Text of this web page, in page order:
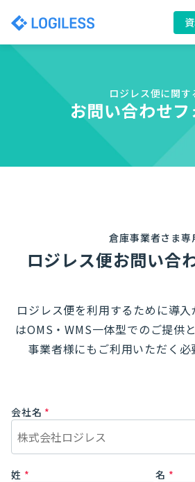
ロジレス便に関す
お問い合わせフ
倉庫事業者さま専
ロジレス便お問い合
ロジレス便を利用するために導
はOMS・WMS一体型でのご提供
事業者様にもご利用いただく必
会社名 *
姓 * 名 *